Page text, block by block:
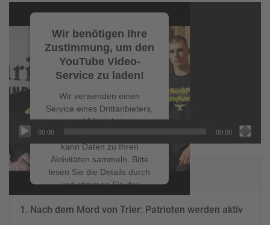
Player
Wir benötigen Ihre
Zustimmung, um den
YouTube Video-
Service zu laden!
Wir verwenden einen
Service eines Drittanbieters,
um Videoinhalte
einzubetten. Dieser Service
kann Daten zu Ihren
Aktivitäten sammeln. Bitte
lesen Sie die Details durch
und stimmen Sie der
Nutzung des Service zu, um
dieses Video anzusehen.
00:00 00:00
NEUESTE BEITRÄGE
Nach dem Mord von Trier: Patrioten werden aktiv